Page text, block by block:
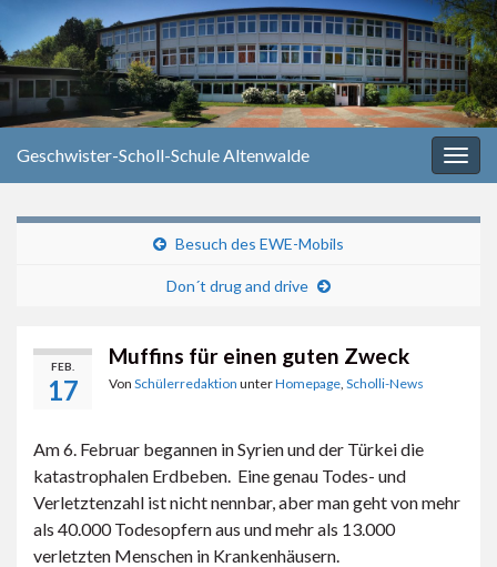
Geschwister-Scholl-Schule Altenwalde
Besuch des EWE-Mobils
Don´t drug and drive
FEB.
17
Muffins für einen guten Zweck
Von Schülerredaktion unterHomepage Scholli-News
Am 6. Februar begannen in Syrien und der Türkei die
katastrophalen Erdbeben. Eine genau Todes- und
Verletztenzahl ist nicht nennbar, aber man geht von mehr
als 40.000 Todesopfern aus und mehr als 13.000
verletzten Menschen in Krankenhäusern.